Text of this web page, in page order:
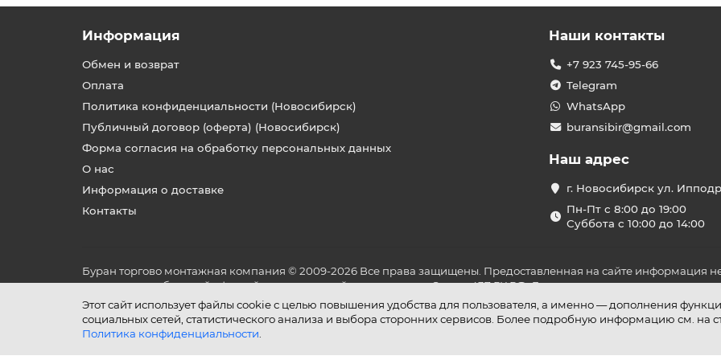
Этот сайт использует файлы cookie с целью повышения удобства для пользователя, а именно — дополнения
социальных сетей, статистического анализа и выбора сторонних сервисов. Более подробную информацию см. на
Политика конфиденциальности
Информация
Обмен и возврат
Оплата
Политика конфиденциальности (Новосибирск)
Публичный договор (оферта) (Новосибирск)
Форма согласия на обработку персональных данных
О нас
Информация о доставке
Контакты
Наши контакты
+7 923 745-95-66
Telegram
WhatsApp
buransibir@gmail.com
Наш адрес
г. Новосибирск ул.
Пн-Пт с 8:00 до 19:00
Суббота с 10:00 до 14:00
Буран торгово монтажная компания © 2009-2026 Все права защищены. Предоставленная на сайте информация
не является публичной офертой, определяемой положениями Статьи 437 ГК РФ. До оплаты товара удостоверьтесь
и условиях его эксплуатации.